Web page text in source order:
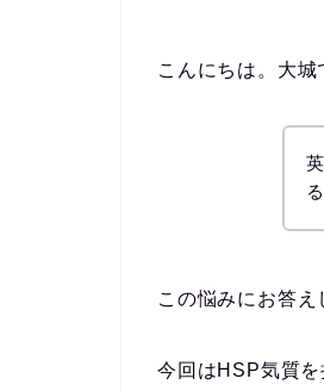
こんにちは。大城
この悩みにお答え
今回はHSP気質